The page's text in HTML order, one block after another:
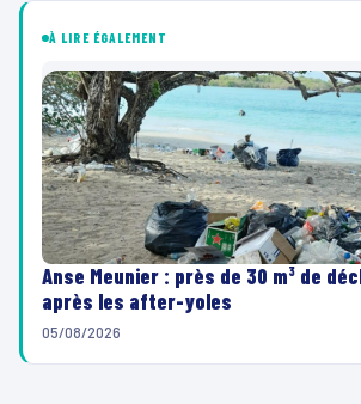
À LIRE ÉGALEMENT
Anse Meunier : près de 30 m³ de
après les after-yoles
05/08/2026